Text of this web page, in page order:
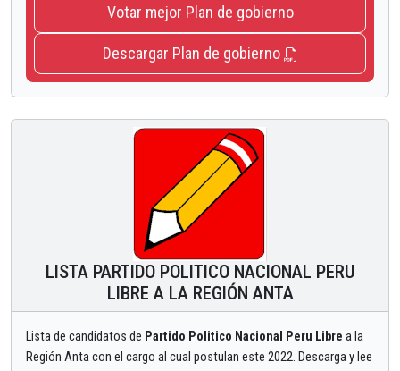
Votar mejor Plan de gobierno
Descargar Plan de gobierno
LISTA PARTIDO POLITICO NACIONAL PERU
LIBRE A LA REGIÓN ANTA
Lista de candidatos de Partido Politico Nacional Peru Libre a la
Región Anta con el cargo al cual postulan este 2022. Descarga y lee